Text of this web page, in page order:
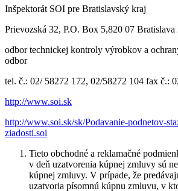
Inšpektorát SOI pre Bratislavský kraj
Prievozská 32, P.O. Box 5,820 07 Bratislava
odbor technickej kontroly výrobkov a
odbor
tel. č.: 02/ 58272 172, 02/58272 104 fax č.:
http://www.soi.sk
http://www.soi.sk/sk/Podavanie-podnetov-
ziadosti.soi
Tieto obchodné a reklamačné
v deň uzatvorenia kúpnej zmluvy sú
kúpnej zmluvy. V prípade, že
uzatvoria písomnú kúpnu zmluvu, v